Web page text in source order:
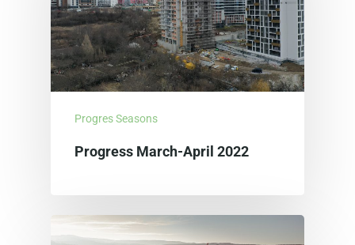
Progres Seasons
Progress March-April 2022